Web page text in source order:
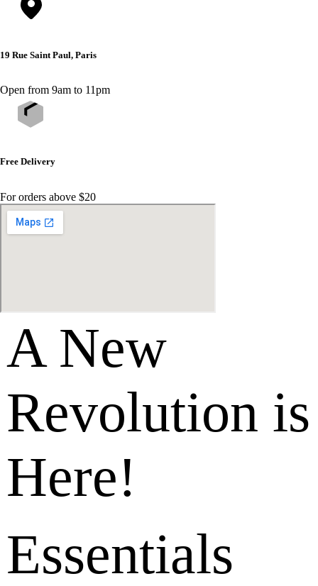
19 Rue Saint Paul, Paris
Open from 9am to 11pm
Free Delivery
For orders above $20
A New
Revolution is
Here!
Essentials